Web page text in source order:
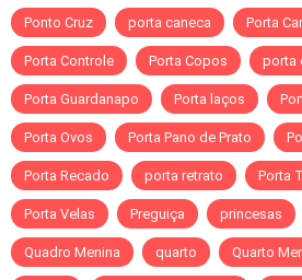
Ponto Cruz porta caneca Porta
Porta Controle Porta Copos porta
Porta Guardanapo Porta laços
Porta Ovos Porta Pano de Prato
Porta Recado porta retrato Porta
Porta Velas Preguiça princesas
Quadro Menina quarto Quarto